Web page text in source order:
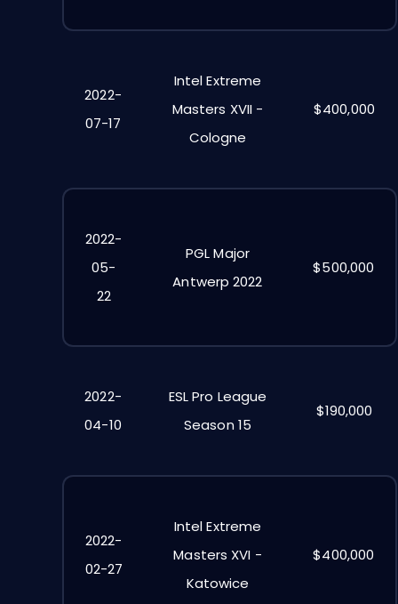
2022-
07-17
Intel Extreme
Masters XVII -
Cologne
$400,000
2022-
05-
22
PGL Major
Antwerp 2022
$500,000
2022-
04-10
ESL Pro League
Season 15
$190,000
2022-
02-27
Intel Extreme
Masters XVI -
Katowice
$400,000